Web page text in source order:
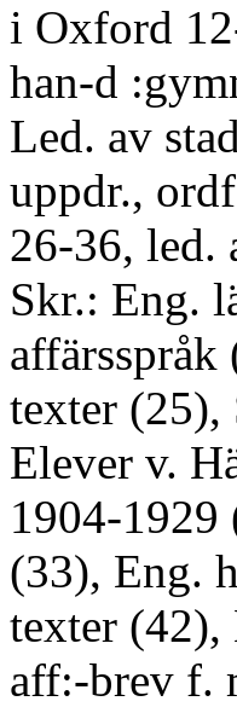
i Oxford
han-d
Led. av
uppdr.,
26-36, led.
Skr.: Eng.
texter
Elever v.
1904-
(33), Eng.
texter (42),
aff:-brev f.